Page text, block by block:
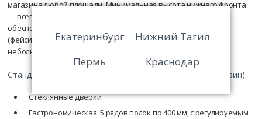
магазина любой площади. Минимальная высота нижнего фронта
— всего 320 мм от пола. Это позволяет установить 6 полок и
обеспечивает максимальную площадь видимой экспозиции
(фейсинга). ЛинейкаCrosbyразработана для магазинов от
небольшого формата до гипермаркета.
Стандартная комплектация базовой модели (без боковин):
Стеклянные дверки
Гастрономическая: 5 рядов полок по 400 мм, с регулируемым
Екатеринбург
Нижний Тагил
Пермь
Краснодар